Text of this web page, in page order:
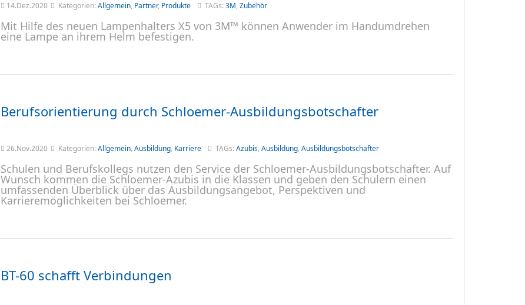
14.Dez.2020 Kategorien:Allgemein, Partner, Produkte TAGs:3M, Zubehör
Mit Hilfe des neuen Lampenhalters X5 von 3M™ können Anwender im Handumdrehen
eine Lampe an ihrem Helm befestigen.
Berufsorientierung durch Schloemer-Ausbildungsbotschafter
26.Nov.2020 Kategorien:Allgemein, Ausbildung, Karriere TAGs:Azubis, Ausbildung, Ausbildungsbotschafter
Schulen und Berufskollegs nutzen den Service der Schloemer-Ausbildungsbotschafter. Auf
Wunsch kommen die Schloemer-Azubis in die Klassen und geben den Schülern einen
umfassenden Überblick über das Ausbildungsangebot, Perspektiven und
Karrieremöglichkeiten bei Schloemer.
BT-60 schafft Verbindungen